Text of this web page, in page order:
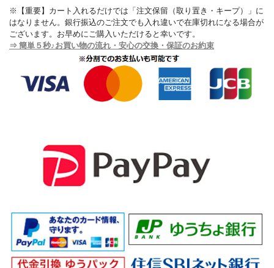
※【重要】カート入れるだけでは「注文保留（取り置き・キープ）」に
はなりません。銀行振込のご注文でも入れ違いで在庫切れになる場合が
ございます。お早めにご購入いただけると幸いです。
⇒ 簡単５秒♪お買い物の流れ・安心の交換・保証のお約束